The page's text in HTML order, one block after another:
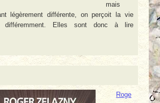
mais
légèrement différente, on perçoit la vie
différemment. Elles sont donc à lire
Roge